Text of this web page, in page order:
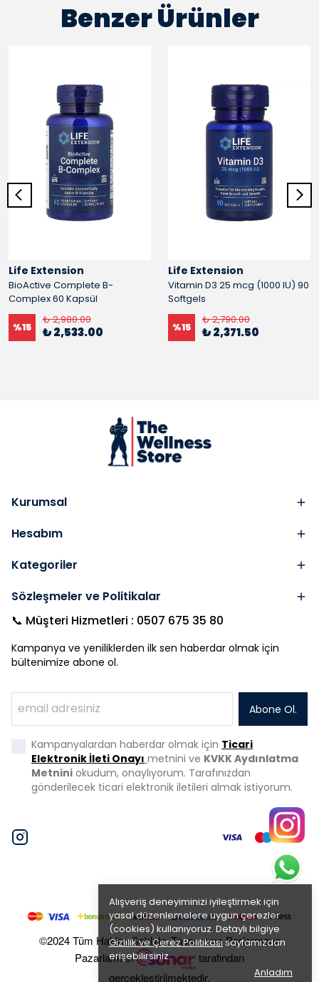
Alışveriş deneyiminizi iyileştirmek için
yasal düzenlemelere uygun çerezler
(cookies) kullanıyoruz. Detaylı bilgiye
Gizlilik ve Çerez Politikasısayfamızdan
erişebilirsiniz.
Anladım
Benzer Ürünler
Life Extension
BioActive Complete B-
Complex 60 Kapsül
%15
₺ 2,980.00
₺ 2,533.00
Life Extension
Vitamin D3 25 mcg (1000 IU) 90
Softgels
%15
₺ 2,790.00
₺ 2,371.50
Kurumsal
Hesabım
Kategoriler
Sözleşmeler ve Politikalar
📞 Müşteri Hizmetleri : 0507 675 35 80
Kampanya ve yeniliklerden ilk sen haberdar olmak için
bültenimize abone ol.
Abone Ol.
Kampanyalardan haberdar olmak için Ticari
Elektronik İleti Onayı metnini ve KVKK Aydınlatma
Metnini okudum, onaylıyorum. Tarafınızdan
gönderilecek ticari elektronik iletileri almak istiyorum.
©2024 Tüm Hakları Saklıdır. Tasarım ve Performans
Pazarlaması
tarafından
gerçekleştirilmektedir.